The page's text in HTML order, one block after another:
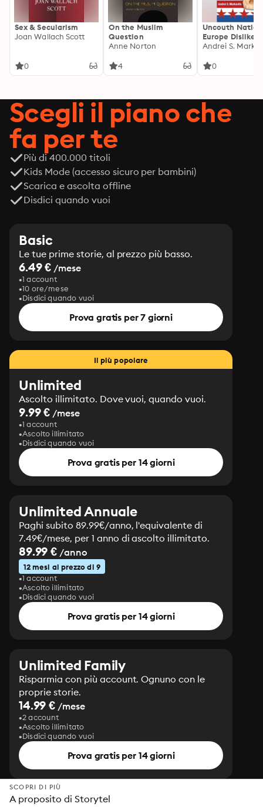
Sex & Secularism
Joan Wallach Scott
0
On the Muslim
Question
Anne Norton
4
Uncouth
Europe Dislikes
America
Andrei S.
0
Scegli il piano che
fa per te
Più di 400.000 titoli
Kids Mode (accesso sicuro per bambini)
Scarica e ascolta offline
Disdici quando vuoi
Basic
Le tue prime storie, al prezzo più basso.
6.49 € /mese
1 account
10 ore/mese
Disdici quando vuoi
Prova gratis per 7 giorni
Il più popolare
Unlimited
Ascolto illimitato. Dove vuoi, quando vuoi.
9.99 € /mese
1 account
Ascolto illimitato
Disdici quando vuoi
Prova gratis per 14 giorni
Unlimited Annuale
Paghi subito 89.99€/anno, l'equivalente di
7.49€/mese, per 1 anno di ascolto illimitato.
89.99 € /anno
12 mesi al prezzo di 9
1 account
Ascolto illimitato
Disdici quando vuoi
Prova gratis per 14 giorni
Unlimited Family
Risparmia con più account. Ognuno con le
proprie storie.
14.99 € /mese
2 account
Ascolto illimitato
Disdici quando vuoi
Prova gratis per 14 giorni
SCOPRI DI PIÙ
A proposito di Storytel